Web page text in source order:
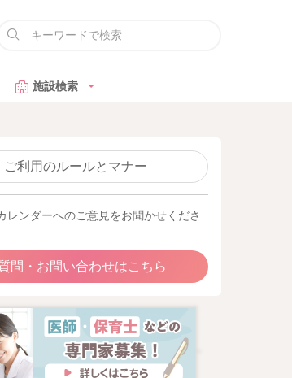
施設検索
ご利用のルールとマナー
レンダーへのご意見をお聞かせくださ
問・お問い合わせはこちら